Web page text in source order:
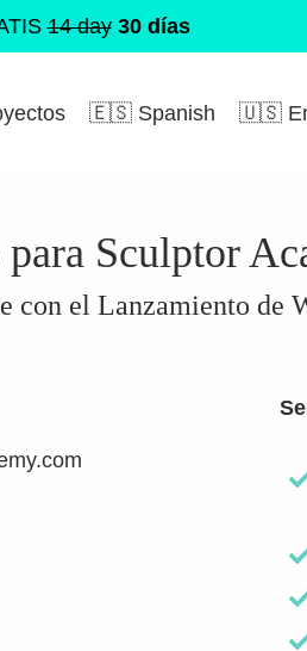
14 day 30 días
🇪🇸 Spanish 🇺🇸
Sculptor
con el Lanzamiento de